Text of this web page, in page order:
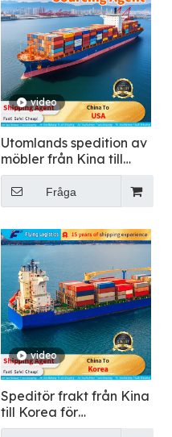
video
Utomlands spedition av
möbler från Kina till
USA
Fråga
video
Speditör frakt från Kina
till Korea för
mattransport